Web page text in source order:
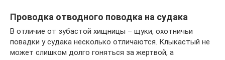
Проводка отводного поводка на судака
В отличие от зубастой хищницы – щуки, охотничьи
повадки у судака несколько отличаются. Клыкастый не
может слишком долго гоняться за жертвой, а